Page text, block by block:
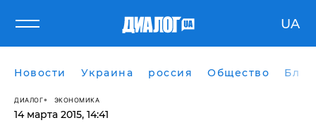
UA
Новости Украина россия Общество
ДИАЛОГ ЭКОНОМИКА
14 марта 2015, 14:41